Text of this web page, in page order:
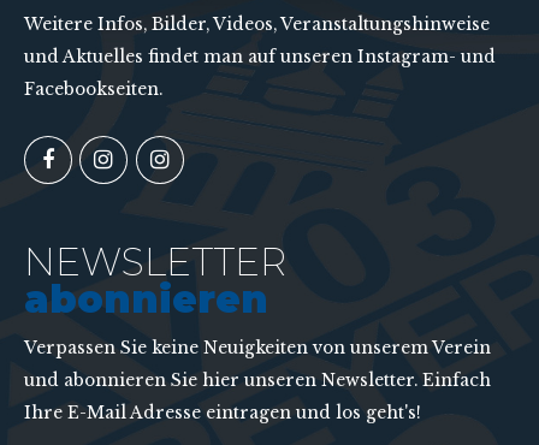
Weitere Infos, Bilder, Videos, Veranstaltungshinweise
und Aktuelles findet man auf unseren Instagram- und
Facebookseiten.
NEWSLETTER
abonnieren
Verpassen Sie keine Neuigkeiten von unserem Verein
und abonnieren Sie hier unseren Newsletter. Einfach
Ihre E-Mail Adresse eintragen und los geht's!